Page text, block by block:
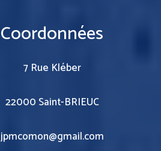
Coordonnées
7 Rue Kléber
22000 Saint-BRIEUC
jpmcomon@gmail.com